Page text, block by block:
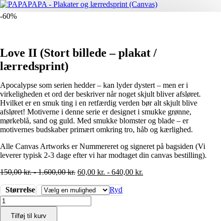
-60%
Love II (Stort billede – plakat /
lærredsprint)
Apocalypse som serien hedder – kan lyder dystert – men er i
virkeligheden et ord der beskriver når noget skjult bliver afsløret.
Hvilket er en smuk ting i en retfærdig verden bør alt skjult blive
afsløret! Motiverne i denne serie er designet i smukke grønne,
mørkeblå, sand og guld. Med smukke blomster og blade – er
motivernes budskaber primært omkring tro, håb og kærlighed.
Alle Canvas Artworks er Nummereret og signeret på bagsiden (Vi
leverer typisk 2-3 dage efter vi har modtaget din canvas bestilling).
150,00kr.-1.600,00kr. 60,00 kr. - 640,00 kr.
Størrelse
Ryd
Love
II
(StortTilføj til kurv